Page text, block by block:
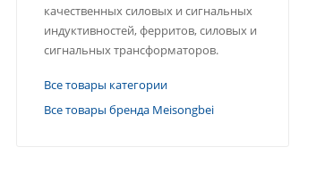
качественных силовых и сигнальных
индуктивностей, ферритов, силовых и
сигнальных трансформаторов.
Все товары категории
Все товары бренда Meisongbei